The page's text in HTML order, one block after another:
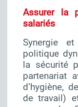
Assurer la
salariés
Synergie
politique
la sécurité
partenariat
d’hygiène,
de travail)